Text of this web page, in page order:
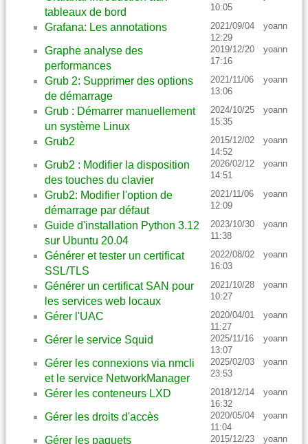
tableaux de bord
10:05
Grafana: Les annotations
2021/09/04
12:29
yoann
Graphe analyse des
performances
2019/12/20
17:16
yoann
Grub 2: Supprimer des options
de démarrage
2021/11/06
13:06
yoann
Grub : Démarrer manuellement
un système Linux
2024/10/25
15:35
yoann
Grub2
2015/12/02
14:52
yoann
Grub2 : Modifier la disposition
des touches du clavier
2026/02/12
14:51
yoann
Grub2: Modifier l'option de
démarrage par défaut
2021/11/06
12:09
yoann
Guide d'installation Python 3.12
sur Ubuntu 20.04
2023/10/30
11:38
yoann
Générer et tester un certificat
SSL/TLS
2022/08/02
16:03
yoann
Générer un certificat SAN pour
les services web locaux
2021/10/28
10:27
yoann
Gérer l'UAC
2020/04/01
11:27
yoann
Gérer le service Squid
2025/11/16
13:07
yoann
Gérer les connexions via nmcli
et le service NetworkManager
2025/02/03
23:53
yoann
Gérer les conteneurs LXD
2018/12/14
16:32
yoann
Gérer les droits d'accès
2020/05/04
11:04
yoann
Gérer les paquets
2015/12/23
yoann